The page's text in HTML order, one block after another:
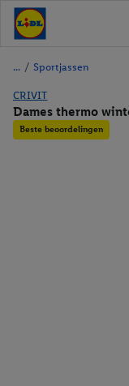
/ Sportjassen
CRIVIT
Dames thermo
Beste beoordelingen